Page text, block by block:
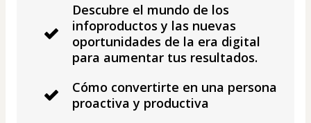
Descubre el mundo de los
infoproductos y las nuevas
oportunidades de la era digital
para aumentar tus resultados.
Cómo convertirte en una persona
proactiva y productiva